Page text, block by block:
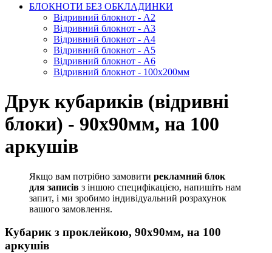
БЛОКНОТИ БЕЗ ОБКЛАДИНКИ
Відривний блокнот - А2
Відривний блокнот - А3
Відривний блокнот - А4
Відривний блокнот - А5
Відривний блокнот - А6
Відривний блокнот - 100х200мм
Друк кубариків (відривні
блоки) - 90х90мм, на 100
аркушів
Якщо вам потрібно замовити рекламний блок
для записів з іншою специфікацією, напишіть нам
запит, і ми зробимо індивідуальний розрахунок
вашого замовлення.
Кубарик з проклейкою, 90х90мм, на 100
аркушів